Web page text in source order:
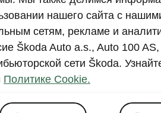
Показать
нашего сайта с
сетям, рекламе и
Škoda Auto a.s., Auto 100
сети Škoda.
Политике Cookie.